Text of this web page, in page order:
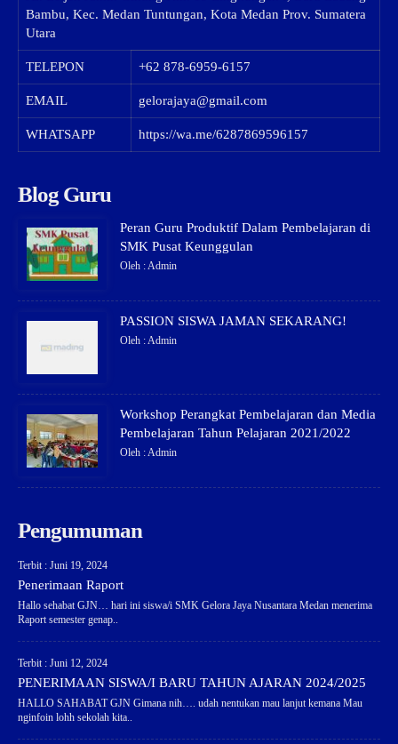
Bambu, Kec. Medan Tuntungan, Kota Medan Prov. Sumatera
Utara
TELEPON +62 878-6959-6157
EMAIL gelorajaya@gmail.com
WHATSAPP https://wa.me/6287869596157
Blog Guru
Peran Guru Produktif Dalam Pembelajaran di
SMK Pusat Keunggulan
Oleh : Admin
PASSION SISWA JAMAN SEKARANG!
Oleh : Admin
Workshop Perangkat Pembelajaran dan Media
Pembelajaran Tahun Pelajaran 2021/2022
Oleh : Admin
Pengumuman
Terbit : Juni 19, 2024
Penerimaan Raport
Hallo sehabat GJN… hari ini siswa/i SMK Gelora Jaya Nusantara Medan menerima
Raport semester genap..
Terbit : Juni 12, 2024
PENERIMAAN SISWA/I BARU TAHUN AJARAN 2024/2025
HALLO SAHABAT GJN Gimana nih…. udah nentukan mau lanjut kemana Mau
nginfoin lohh sekolah kita..